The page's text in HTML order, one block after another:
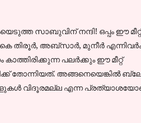
സാബുവിന് നന്ദി! ഒപ്പം ഈ
കെ തിരൂര്‍, അബ്സാര്‍, മുനീര്‍
പലര്‍ക്കും ഈ മീറ്റ്‌
തോന്നിയത്. അങ്ങനെയെങ്കില്‍
വിദൂരമല്ല എന്ന